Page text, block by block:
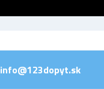
info@123dopyt.sk